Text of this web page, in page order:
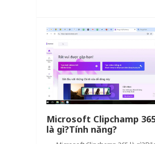
Microsoft Clipchamp
là gì?Tính năng?